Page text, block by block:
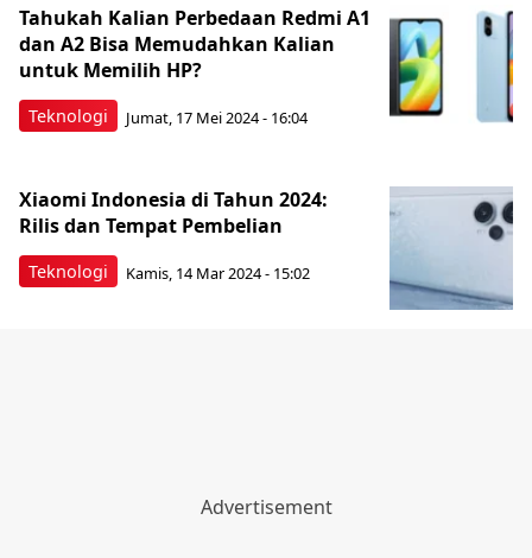
Teknologi
Tahukah Kalian Perbedaan Redmi A1
dan A2 Bisa Memudahkan Kalian
untuk Memilih HP?
Jumat, 17 Mei 2024 - 16:04
Teknologi
Xiaomi Indonesia di Tahun 2024:
Rilis dan Tempat Pembelian
Kamis, 14 Mar 2024 - 15:02